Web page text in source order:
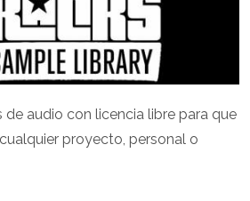
de audio con licencia libre para que
proyecto, personal o